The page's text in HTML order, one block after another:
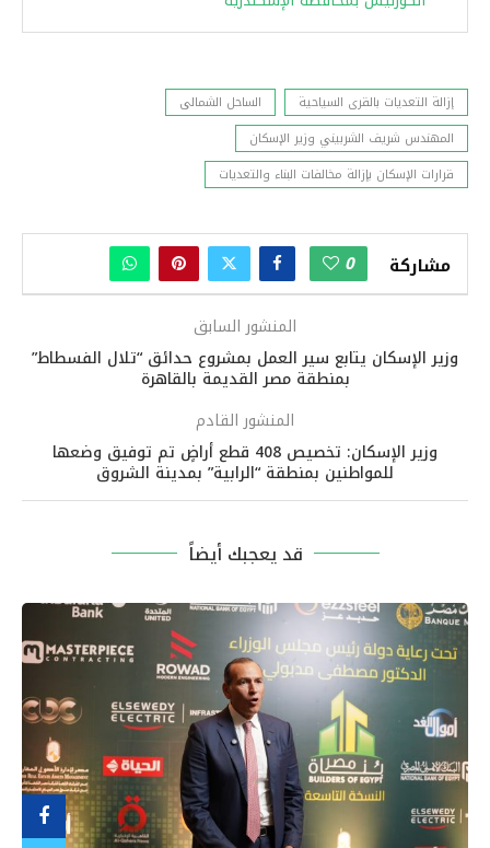
إزالة التعديات بالقرى السياحية
الساحل الشمالى
المهندس شريف الشربيني وزير الإسكان
قرارات الإسكان بإزالة مخالفات البناء والتعديات
مشاركة 0
المنشور السابق
وزير الإسكان يتابع سير العمل بمشروع حدائق “تلال الفسطاط”
بمنطقة مصر القديمة بالقاهرة
المنشور القادم
وزير الإسكان: تخصيص 408 قطع أراضٍ تم توفيق وضعها
للمواطنين بمنطقة “الرابية” بمدينة الشروق
قد يعجبك أيضاً